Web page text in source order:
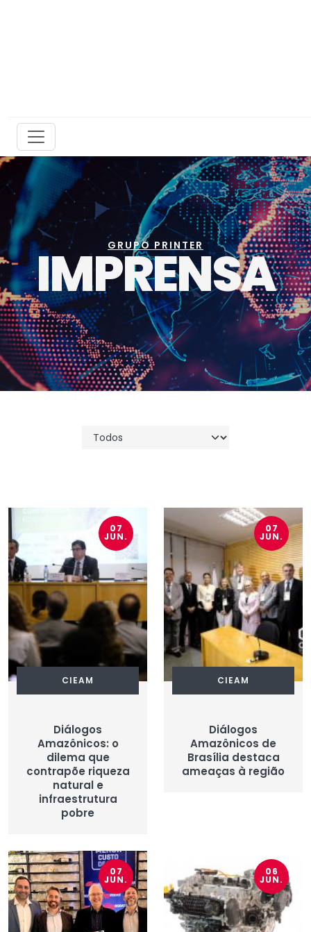
GRUPO PRINTER
IMPRENSA
07
JUN.
CIEAM
Diálogos
Amazônicos: o
dilema que
contrapõe riqueza
natural e
infraestrutura
pobre
07
JUN.
CIEAM
Diálogos
Amazônicos de
Brasília destaca
ameaças à região
07
JUN.
06
JUN.